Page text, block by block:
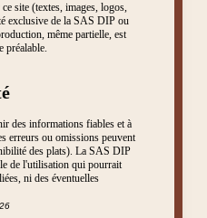
site (textes, images, logos,
exclusive de la SAS DIP ou
même partielle, est
préalable.
des informations fiables et à
erreurs ou omissions peuvent
des plats). La SAS DIP
de l'utilisation qui pourrait
ni des éventuelles